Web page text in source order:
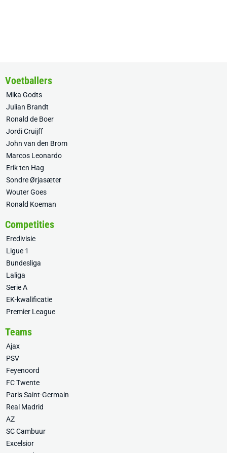
Voetballers
Mika Godts
Julian Brandt
Ronald de Boer
Jordi Cruijff
John van den Brom
Marcos Leonardo
Erik ten Hag
Sondre Ørjasæter
Wouter Goes
Ronald Koeman
Competities
Eredivisie
Ligue 1
Bundesliga
Laliga
Serie A
EK-kwalificatie
Premier League
Teams
Ajax
PSV
Feyenoord
FC Twente
Paris Saint-Germain
Real Madrid
AZ
SC Cambuur
Excelsior